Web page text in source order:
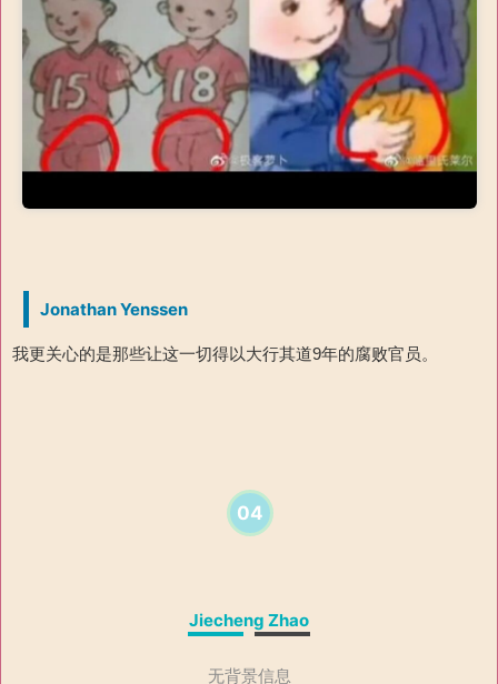
Jonathan Yenssen
我更关心的是那些让这一切得以大行其道9年的腐败官员。
04
Jiecheng Zhao
无背景信息